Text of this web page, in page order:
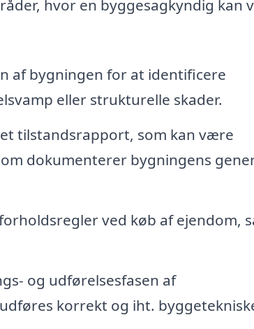
hvor en byggesagkyndig kan
af bygningen for at identificere
eller strukturelle skader.
tilstandsrapport, som kan være
dokumenterer bygningens
ved køb af ejendom,
og udførelsesfasen af
korrekt og iht.